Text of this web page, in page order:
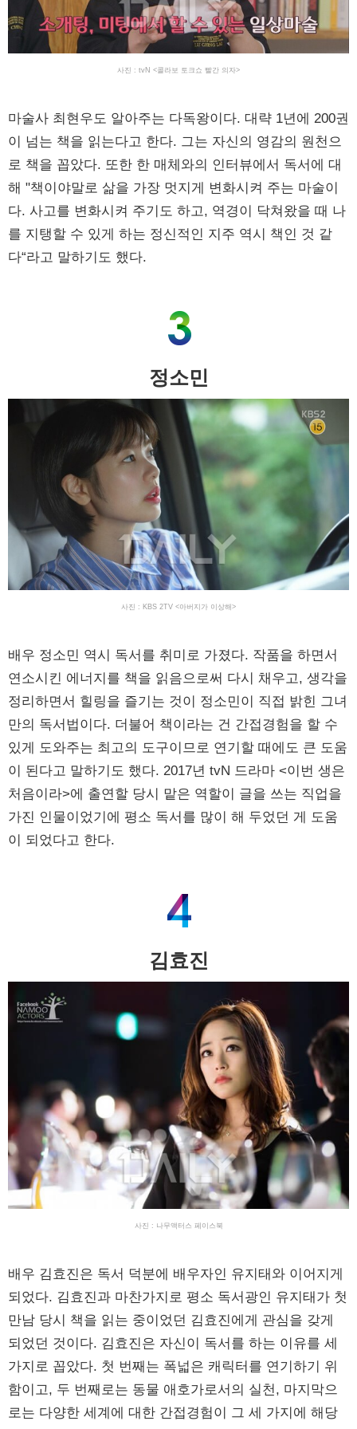
사진 : tvN <콜라보 토크쇼 빨간 의자>
마술사 최현우도 알아주는 다독왕이다. 대략 1년에 200권
이 넘는 책을 읽는다고 한다. 그는 자신의 영감의 원천으
로 책을 꼽았다. 또한 한 매체와의 인터뷰에서 독서에 대
해 "책이야말로 삶을 가장 멋지게 변화시켜 주는 마술이
다. 사고를 변화시켜 주기도 하고, 역경이 닥쳐왔을 때 나
를 지탱할 수 있게 하는 정신적인 지주 역시 책인 것 같
다“라고 말하기도 했다.
정소민
사진 : KBS 2TV <아버지가 이상해>
배우 정소민 역시 독서를 취미로 가졌다. 작품을 하면서
연소시킨 에너지를 책을 읽음으로써 다시 채우고, 생각을
정리하면서 힐링을 즐기는 것이 정소민이 직접 밝힌 그녀
만의 독서법이다. 더불어 책이라는 건 간접경험을 할 수
있게 도와주는 최고의 도구이므로 연기할 때에도 큰 도움
이 된다고 말하기도 했다. 2017년 tvN 드라마 <이번 생은
처음이라>에 출연할 당시 맡은 역할이 글을 쓰는 직업을
가진 인물이었기에 평소 독서를 많이 해 두었던 게 도움
이 되었다고 한다.
김효진
사진 : 나무액터스 페이스북
배우 김효진은 독서 덕분에 배우자인 유지태와 이어지게
되었다. 김효진과 마찬가지로 평소 독서광인 유지태가 첫
만남 당시 책을 읽는 중이었던 김효진에게 관심을 갖게
되었던 것이다. 김효진은 자신이 독서를 하는 이유를 세
가지로 꼽았다. 첫 번째는 폭넓은 캐릭터를 연기하기 위
함이고, 두 번째로는 동물 애호가로서의 실천, 마지막으
로는 다양한 세계에 대한 간접경험이 그 세 가지에 해당